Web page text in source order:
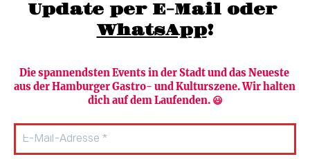
Update per E-Mail oder
WhatsApp!
Die spannendsten Events in der Stadt und das Neueste
aus der Hamburger Gastro- und Kulturszene. Wir halten
dich auf dem Laufenden. 😃
Newsletter abonnieren
HAMBURG PUR
Verlag